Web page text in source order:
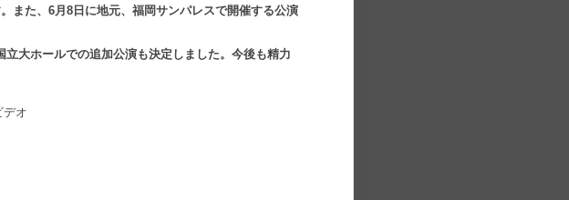
た、6月8日に地元、福岡サンパレスで開催する公演
大ホールでの追加公演も決定しました。今後も精力
オ